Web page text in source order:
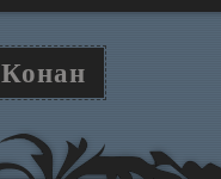
Конан